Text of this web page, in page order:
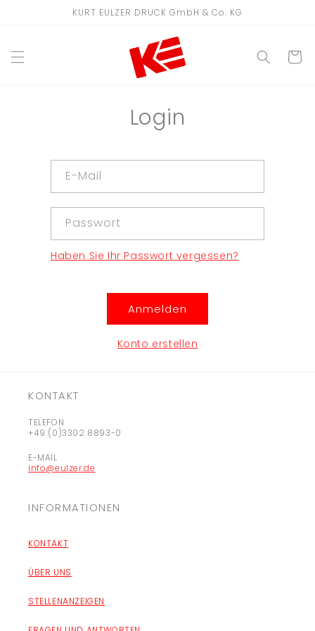
KURT EULZER DRUCK GmbH & Co. KG
Login
E-Mail
Passwort
Haben Sie Ihr Passwort vergessen?
Anmelden
Konto erstellen
KONTAKT
TELEFON
+49 (0)3302 8893-0
E-MAIL
info@eulzer.de
INFORMATIONEN
KONTAKT
ÜBER UNS
STELLENANZEIGEN